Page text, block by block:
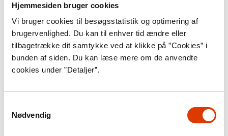
Hjemmesiden bruger cookies
Vi bruger cookies til besøgsstatistik og optimering af
brugervenlighed. Du kan til enhver tid ændre eller
tilbagetrække dit samtykke ved at klikke på ”Cookies” i
bunden af siden. Du kan læse mere om de anvendte
cookies under ”Detaljer”.
Nødvendig